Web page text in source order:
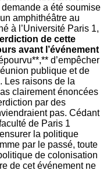
a été soumise
amphithéâtre au
à l’Université Paris 1,
de cette
avant l’événement
d’empêcher
publique et de
Les raisons de la
clairement énoncées
par des
pas. Cédant
de Paris 1
la politique
par le passé, toute
de colonisation
de cet événement ne